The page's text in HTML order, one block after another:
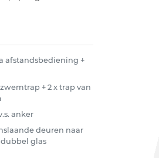
afstandsbediening +
+ 2 x trap van
anker
deuren naar
glas